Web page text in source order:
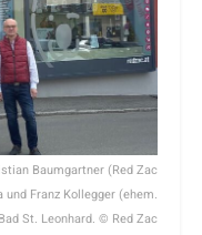
Baumgartner (Red Zac
Franz Kollegger (ehem.
St. Leonhard. © Red Zac